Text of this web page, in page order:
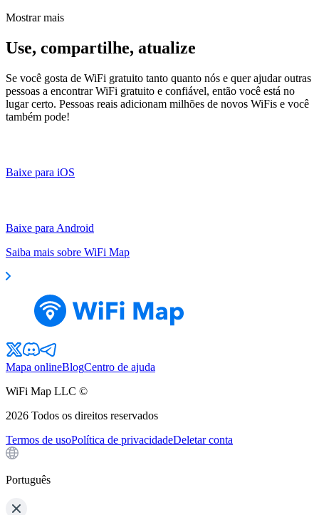
Mostrar mais
Use, compartilhe, atualize
Se você gosta de WiFi gratuito tanto quanto nós e quer ajudar outras
pessoas a encontrar WiFi gratuito e confiável, então você está no
lugar certo. Pessoas reais adicionam milhões de novos WiFis e você
também pode!
Baixe para iOS
Baixe para Android
Saiba mais sobre WiFi Map
Mapa onlineBlogCentro de ajuda
WiFi Map LLC ©
2026 Todos os direitos reservados
Termos de usoPolítica de privacidadeDeletar conta
Português